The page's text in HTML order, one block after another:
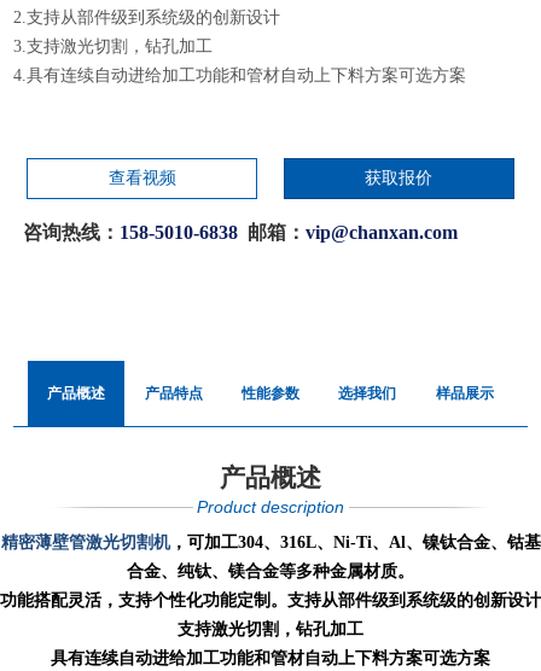
2.支持从部件级到系统级的创新设计
3.支持激光切割，钻孔加工
4.具有连续自动进给加工功能和管材自动上下料方案可选方案
查看视频 获取报价
咨询热线： 158-5010-6838 邮箱：vip@chanxan.com
产品概述 产品特点 性能参数 选择我们 样品展示
产品概述
Product description
精密薄壁管激光切割机，可加工304、316L、Ni-Ti、Al、镍钛合金、钴基
合金、纯钛、镁合金等多种金属材质。
功能搭配灵活，支持个性化功能定制。支持从部件级到系统级的创新设计
支持激光切割，钻孔加工
具有连续自动进给加工功能和管材自动上下料方案可选方案